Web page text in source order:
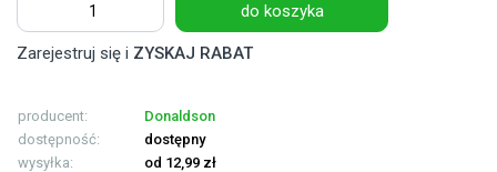
do koszyka
Zarejestruj się i ZYSKAJ RABAT
producent:
Donaldson
dostępność:
dostępny
wysyłka:
od 12,99 zł